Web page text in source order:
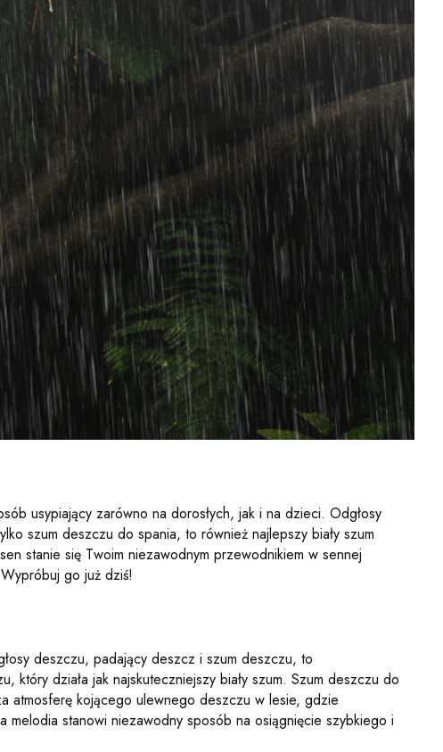
usypiający zarówno na dorosłych, jak i na dzieci. Odgłosy
szum deszczu do spania, to również najlepszy biały szum
stanie się Twoim niezawodnym przewodnikiem w sennej
go już dziś!
deszczu, padający deszcz i szum deszczu, to
który działa jak najskuteczniejszy biały szum. Szum deszczu do
atmosferę kojącego ulewnego deszczu w lesie, gdzie
melodia stanowi niezawodny sposób na osiągnięcie szybkiego i